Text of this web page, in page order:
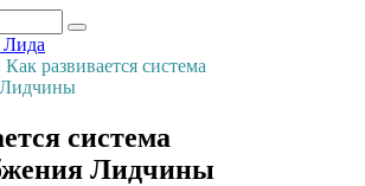
Как развивается система
Лидчины
система
Лидчины